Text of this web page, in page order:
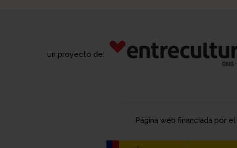
un proyecto de:
Página web financiada por